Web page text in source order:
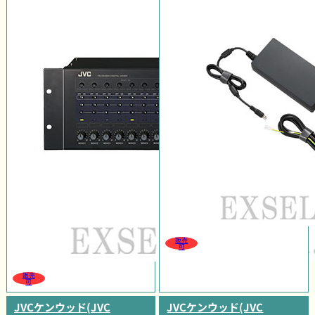
販売
可
販売
可
JVCケンウッド(JVC JVCケンウッド(JVC